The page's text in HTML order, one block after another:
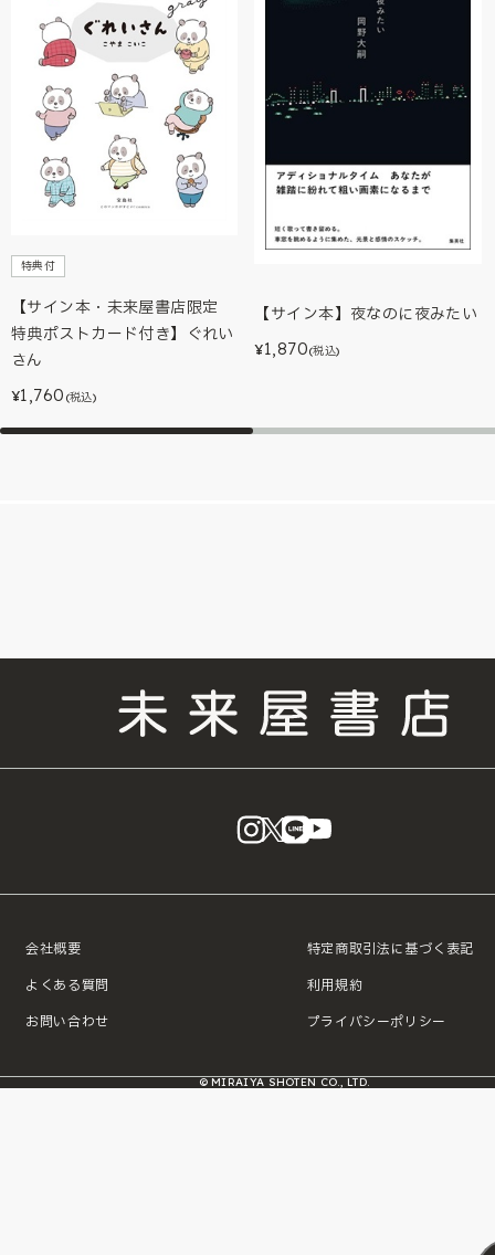
特典付
【サイン本・未来屋書店限定
特典ポストカード付き】ぐれい
さん
¥1,760 (税込)
【サイン本】夜なのに夜みたい
¥1,870(税込)
instagram
X LINE
会社概要
よくある質問
お問い合わせ
特定商取引法に基づく表記
利用規約
プライバシーポリシー
© MIRAIYA SHOTEN CO., LTD.